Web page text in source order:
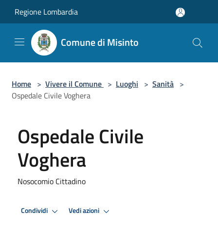
Regione Lombardia
Comune di Misinto
Home > Vivere il Comune > Luoghi > Sanità >
Ospedale Civile Voghera
Ospedale Civile
Voghera
Nosocomio Cittadino
Condividi Vedi azioni